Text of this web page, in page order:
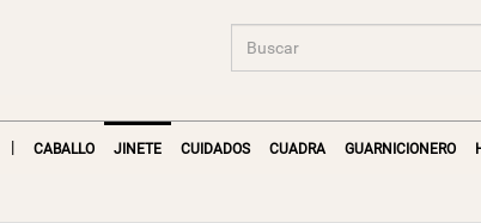
| CABALLO JINETE CUIDADOS CUADRA GUARNICIONERO